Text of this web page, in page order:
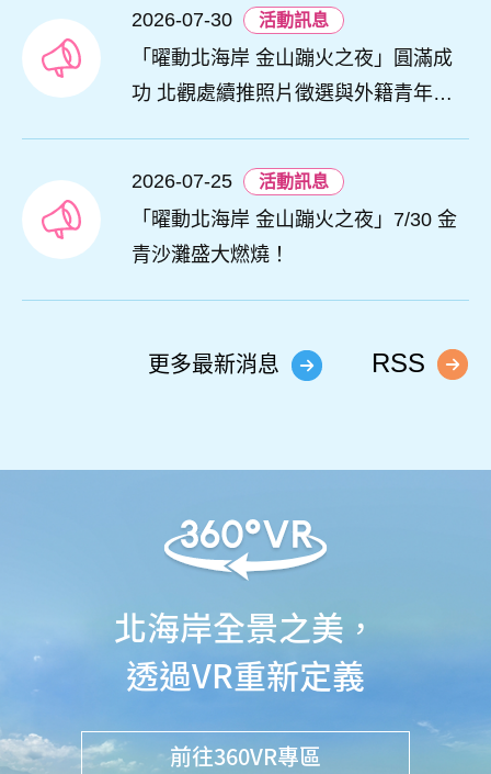
2026-07-30 活動訊息
「曜動北海岸 金山蹦火之夜」圓滿成
功 北觀處續推照片徵選與外籍青年免
2026-07-25 活動訊息
「曜動北海岸 金山蹦火之夜」7/30 金
青沙灘盛大燃燒！
更多最新消息 RSS
北海岸全景之美，
透過VR重新定義
前往360VR專區